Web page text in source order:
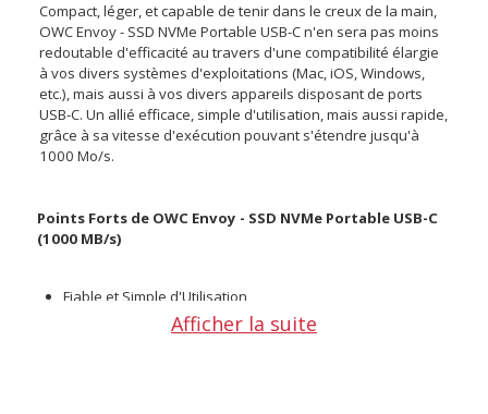
Compact, léger, et capable de tenir dans le creux de la main,
OWC Envoy - SSD NVMe Portable USB-C n'en sera pas moins
redoutable d'efficacité au travers d'une compatibilité élargie
à vos divers systèmes d'exploitations (Mac, iOS, Windows,
etc.), mais aussi à vos divers appareils disposant de ports
USB-C. Un allié efficace, simple d'utilisation, mais aussi rapide,
grâce à sa vitesse d'exécution pouvant s'étendre jusqu'à
1000 Mo/s.
Points Forts de OWC Envoy - SSD NVMe Portable USB-C
(1000 MB/s)
Fiable et Simple d'Utilisation
Ultra Compact et tenant dans la paume de la main
Robuste, Rapide, et doté d'une vitesse de 1000 Mo/s
Afficher la suite